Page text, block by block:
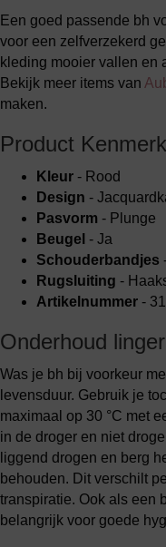
Een goed passende bh
voor een zelfverzekerd
kleding mooier vallen en
Bekijk meer items van
maken.
Product
Kleur - Rood
Design -
Pasvorm - Plunge
Beugel - Ja
Schouderbandjes
Rugsluiting -
Artikelnummer -
Onderhoud
Was je bh bij voorkeur
levensduur. Gebruik je
maximaal op 30 °C met
in de droger en niet
liggend drogen en berg
behouden. Dit verschilt
transpiratie. Ook als een
belangrijk voor goede